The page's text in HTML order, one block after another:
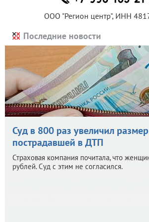
ООО "Регион центр", ИНН
Последние новости
Суд в 800 раз увеличил
пострадавшей в ДТП
Страховая компания почитала, что
рублей. Суд с этим не согласился.